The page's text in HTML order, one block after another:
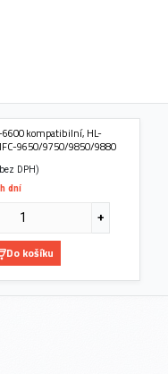
6600 kompatibilní, HL-
9650/9750/9850/9880
DPH)
dní
Do košíku